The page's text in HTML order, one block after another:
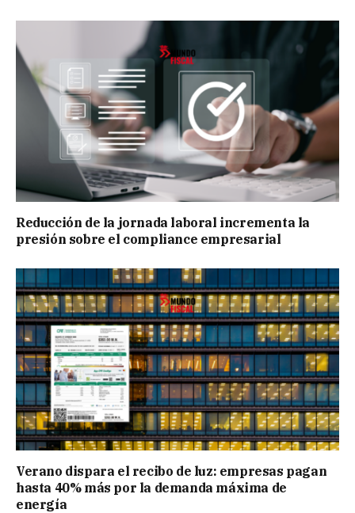
Reducción de la jornada laboral incrementa la
presión sobre el compliance empresarial
Verano dispara el recibo de luz: empresas pagan
hasta 40% más por la demanda máxima de
energía